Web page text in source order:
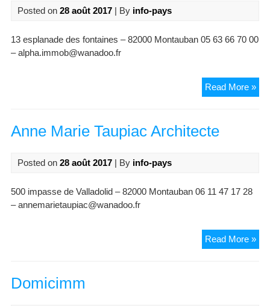
Posted on 28 août 2017| By info-pays
13 esplanade des fontaines – 82000 Montauban 05 63 66 70 00
– alpha.immob@wanadoo.fr
Read More »
Anne Marie Taupiac Architecte
Posted on 28 août 2017| By info-pays
500 impasse de Valladolid – 82000 Montauban 06 11 47 17 28
– annemarietaupiac@wanadoo.fr
Read More »
Domicimm